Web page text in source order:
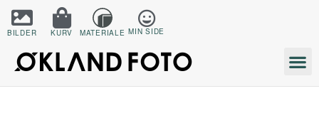
BILDER KURV MATERIALE MIN SIDE